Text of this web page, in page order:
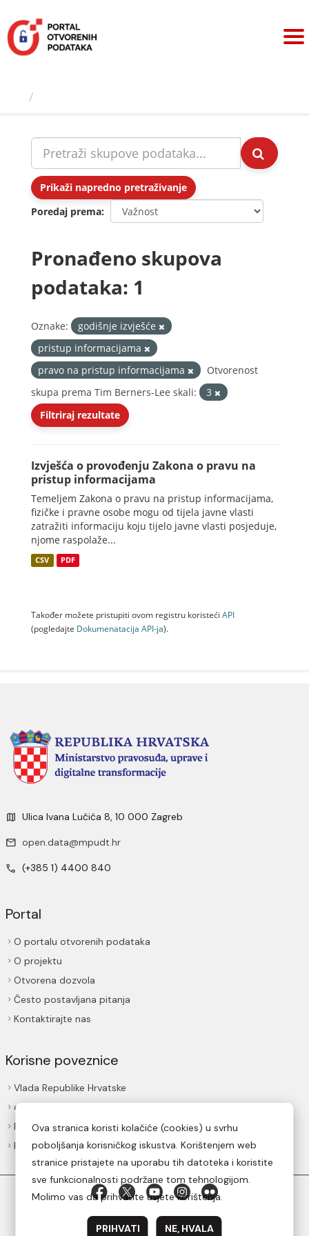
sadržaj
Prikaži napredno pretraživanje
Poredaj prema
Pronađeno skupova
podataka: 1
Oznake:
godišnje izvješće
pristup informacijama
pravo na pristup informacijama
Otvorenost
skupa prema Tim Berners-Lee skali:
3
Filtriraj rezultate
Izvješća o provođenju Zakona o pravu na
pristup informacijama
Temeljem Zakona o pravu na pristup informacijama,
fizičke i pravne osobe mogu od tijela javne vlasti
zatražiti informaciju koju tijelo javne vlasti posjeduje,
njome raspolaže...
CSV PDF
Također možete pristupiti ovom registru koristeći API
(pogledajte Dokumenаtаcijа API-jа).